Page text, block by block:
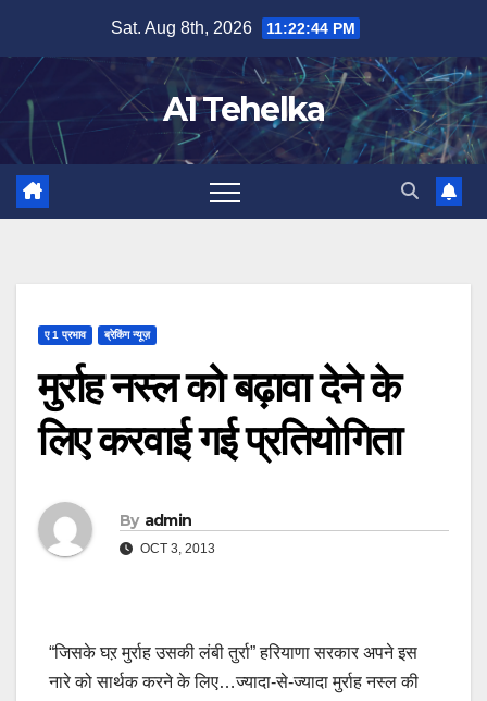
content
Sat. Aug 8th, 2026 11:22:45 PM
A1 Tehelka
ए 1 प्रभाव ब्रेकिंग न्यूज़
मुर्राह नस्ल को बढ़ावा देने के
लिए करवाई गई प्रतियोगिता
By admin
OCT 3, 2013
“जिसके घऱ मुर्राह उसकी लंबी तुर्रा” हरियाणा सरकार अपने इस
नारे को सार्थक करने के लिए…ज्यादा-से-ज्यादा मुर्राह नस्ल की